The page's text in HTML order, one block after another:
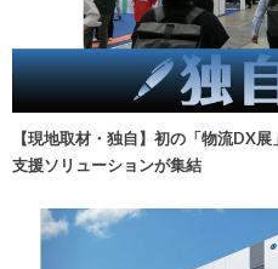
【現地取材・独自】初の「物流DX
支援ソリューションが集結